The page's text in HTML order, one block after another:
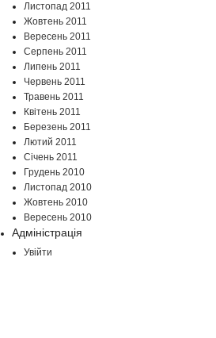
Листопад 2011
Жовтень 2011
Вересень 2011
Серпень 2011
Липень 2011
Червень 2011
Травень 2011
Квітень 2011
Березень 2011
Лютий 2011
Січень 2011
Грудень 2010
Листопад 2010
Жовтень 2010
Вересень 2010
Адміністрація
Увійти